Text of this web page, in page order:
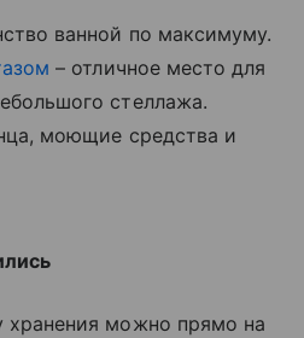
ванной по максимуму.
– отличное место для
стеллажа.
моющие средства и
хранения можно прямо на